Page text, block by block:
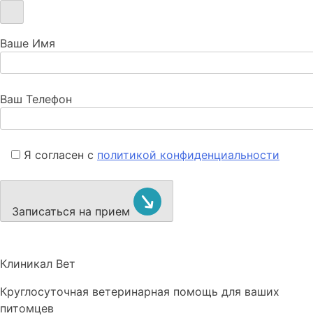
Ваше Имя
Ваш Телефон
Я согласен с политикой конфиденциальности
Записаться на прием
Клиникал Вет
Круглосуточная ветеринарная помощь для ваших
питомцев